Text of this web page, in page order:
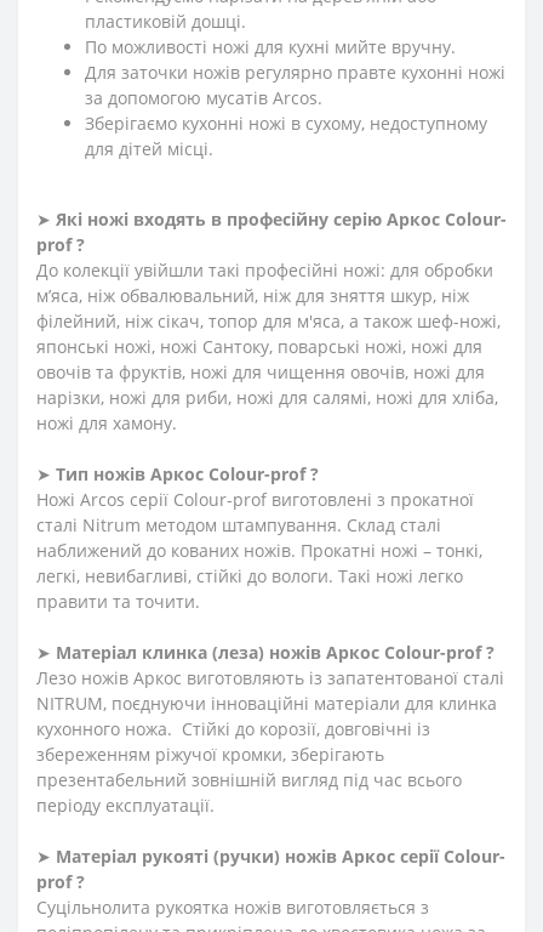
пластиковій дошці.
По можливості ножі для кухні мийте вручну.
Для заточки ножів регулярно правте кухонні ножі
за допомогою мусатів Arcos.
Зберігаємо кухонні ножі в сухому, недоступному
для дітей місці.
➤ Які ножі входять в професійну серію Аркос Сolour-
prof?
До колекції увійшли такі професійні ножі: для обробки
м’яса, ніж обвалювальний, ніж для зняття шкур, ніж
філейний, ніж сікач, топор для м'яса, а також шеф-ножі,
японські ножі, ножі Сантоку, поварські ножі, ножі для
овочів та фруктів, ножі для чищення овочів, ножі для
нарізки, ножі для риби, ножі для салямі, ножі для хліба,
ножі для хамону.
➤ Тип ножів Аркос Сolour-prof ?
Ножі Arcos серії Сolour-prof виготовлені з прокатної
сталі Nitrum методом штампування. Склад сталі
наближений до кованих ножів. Прокатні ножі – тонкі,
легкі, невибагливі, стійкі до вологи. Такі ножі легко
правити та точити.
➤ Матеріал клинка (леза) ножів Аркос Сolour-prof ?
Лезо ножів Аркос виготовляють із запатентованої сталі
NITRUM, поєднуючи інноваційні матеріали для клинка
кухонного ножа. Стійкі до корозії, довговічні із
збереженням ріжучої кромки, зберігають
презентабельний зовнішній вигляд під час всього
періоду експлуатації.
➤ Матеріал рукояті (ручки) ножів Аркос серії Сolour-
prof ?
Суцільнолита рукоятка ножів виготовляється з